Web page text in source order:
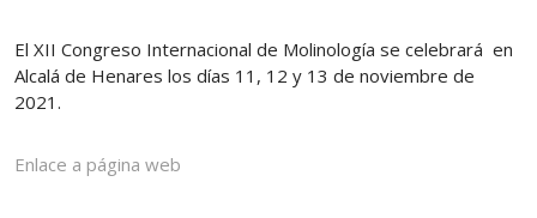
El XII Congreso Internacional de Molinología se celebrará en
Alcalá de Henares los días 11, 12 y 13 de noviembre de
2021.
Enlace a página web